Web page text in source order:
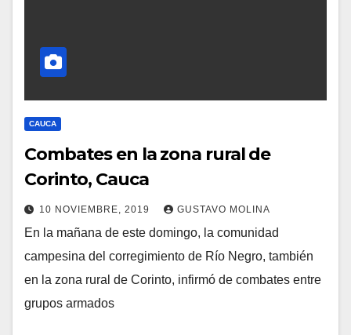
CAUCA
Combates en la zona rural de
Corinto, Cauca
10 NOVIEMBRE, 2019 GUSTAVO MOLINA
En la mañana de este domingo, la comunidad
campesina del corregimiento de Río Negro, también
en la zona rural de Corinto, infirmó de combates entre
grupos armados